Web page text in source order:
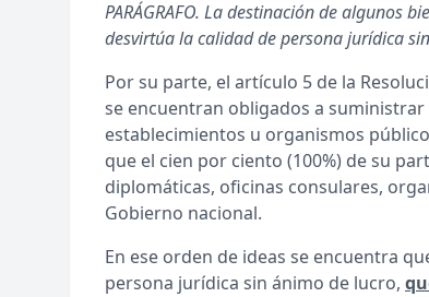
PARÁGRAFO. La destinación de algunos
desvirtúa la calidad de persona jurídica
Por su parte, el artículo 5 de la
se encuentran obligados a
establecimientos u organismos
que el cien por ciento (100%) de su
diplomáticas, oficinas consulares,
Gobierno nacional.
En ese orden de ideas se encuentra
persona jurídica sin ánimo de lucro,